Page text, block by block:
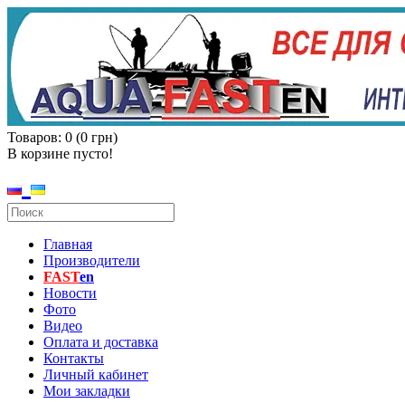
Товаров: 0 (0 грн)
В корзине пусто!
Главная
Производители
FASTen
Новости
Фото
Видео
Оплата и доставка
Контакты
Личный кабинет
Мои закладки